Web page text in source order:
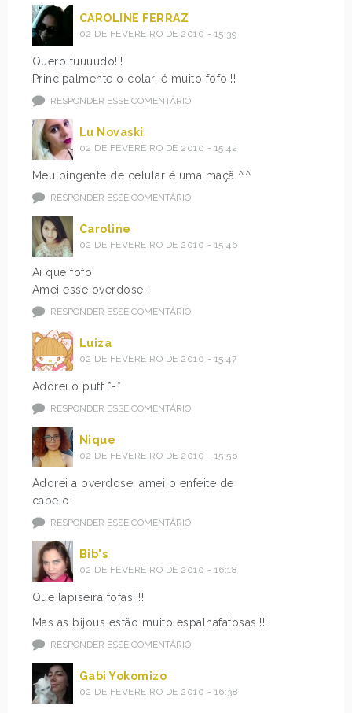
CAROLINE FERRAZ
02 DE FEVEREIRO DE 2010 - 15:39
Quero tuuuudo!!!
Principalmente o colar, é muito fofo!!!
RESPONDER ESSE COMENTÁRIO
Lu Novaski
02 DE FEVEREIRO DE 2010 - 15:42
Meu pingente de celular é uma maçã ^^
RESPONDER ESSE COMENTÁRIO
Caroline
02 DE FEVEREIRO DE 2010 - 15:46
Ai que fofo!
Amei esse overdose!
RESPONDER ESSE COMENTÁRIO
Luiza
02 DE FEVEREIRO DE 2010 - 15:47
Adorei o puff *-*
RESPONDER ESSE COMENTÁRIO
Nique
02 DE FEVEREIRO DE 2010 - 15:56
Adorei a overdose, amei o enfeite de
cabelo!
RESPONDER ESSE COMENTÁRIO
Bib's
02 DE FEVEREIRO DE 2010 - 16:18
Que lapiseira fofas!!!!
Mas as bijous estão muito espalhafatosas!!!!
RESPONDER ESSE COMENTÁRIO
Gabi Yokomizo
02 DE FEVEREIRO DE 2010 - 16:38